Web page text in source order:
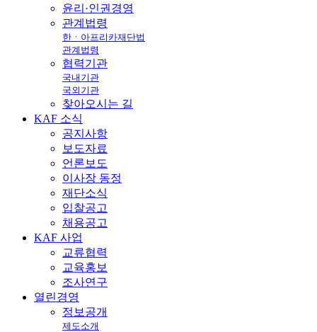
윤리·인권경영
관계법령
한ㆍ아프리카재단법
관계법령
협력기관
국내기관
국외기관
찾아오시는 길
KAF 소식
공지사항
보도자료
언론보도
이사장 동정
재단소식
입찰공고
채용공고
KAF 사업
교류협력
교육홍보
조사연구
열린경영
정보공개
제도소개